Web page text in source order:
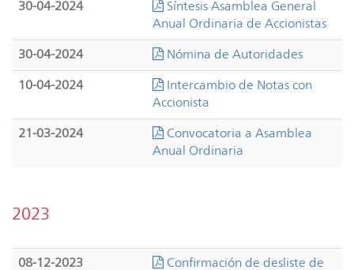
30-04-2024
Síntesis Asamblea General
Anual Ordinaria de Accionistas
30-04-2024 Nómina de Autoridades
10-04-2024
Intercambio de Notas con
Accionista
21-03-2024
Convocatoria a Asamblea
Anual Ordinaria
2023
08-12-2023 Confirmación de desliste de